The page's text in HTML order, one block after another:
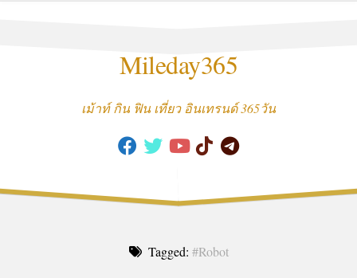
Mileday365
เม้าท์ กิน ฟิน เที่ยว อินเทรนด์ 365วัน
Tagged: #Robot